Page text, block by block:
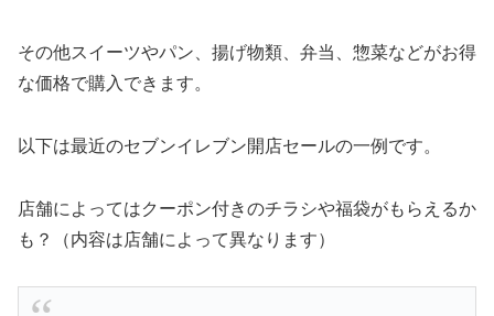
その他スイーツやパン、揚げ物類、弁当、惣菜などがお得
な価格で購入できます。
以下は最近のセブンイレブン開店セールの一例です。
店舗によってはクーポン付きのチラシや福袋がもらえるか
も？（内容は店舗によって異なります）